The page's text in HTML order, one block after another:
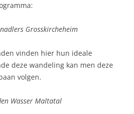
Grosskircheheim
vinden hier hun ideale
deze wandeling kan men deze
volgen.
Wasser Maltatal